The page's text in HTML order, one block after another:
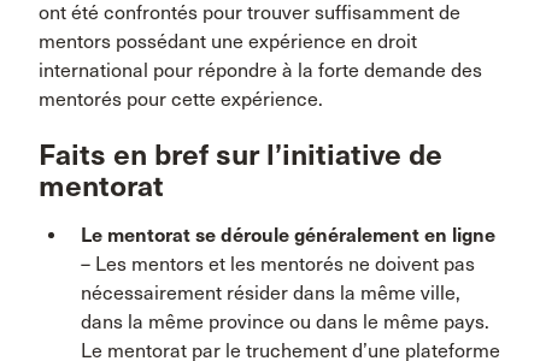
ont été confrontés pour trouver suffisamment de
mentors possédant une expérience en droit
international pour répondre à la forte demande des
mentorés pour cette expérience.
Faits en bref sur l’initiative de
mentorat
Le mentorat se déroule généralement en ligne
– Les mentors et les mentorés ne doivent pas
nécessairement résider dans la même ville,
dans la même province ou dans le même pays.
Le mentorat par le truchement d’une plateforme